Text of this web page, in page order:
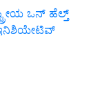
ಒನ್ ಹೆಲ್ತ್
ಇನಿಶಿಯೇಟಿವ್